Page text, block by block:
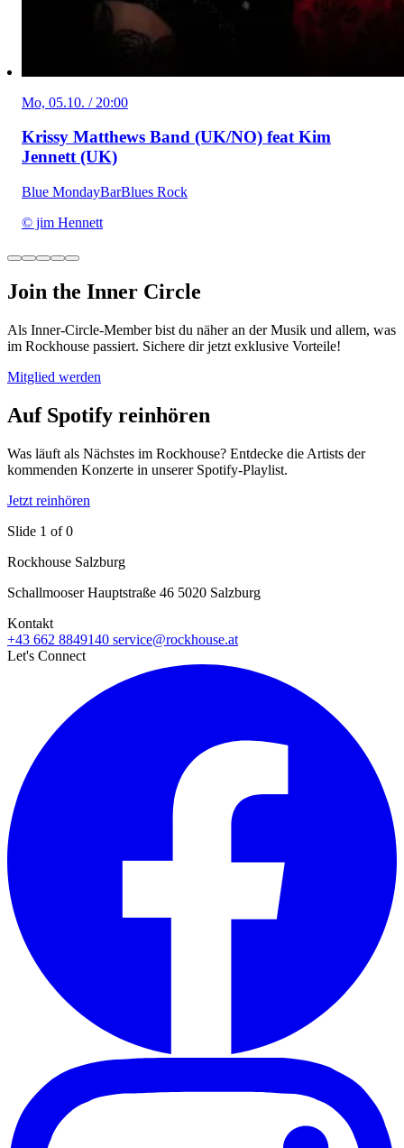
Mo, 05.10. / 20:00
Krissy Matthews Band (UK/NO) feat Kim
Jennett (UK)
Blue MondayBarBlues Rock
© jim Hennett
Join the Inner Circle
Als Inner-Circle-Member bist du näher an der Musik und allem, was
im Rockhouse passiert. Sichere dir jetzt exklusive Vorteile!
Mitglied werden
Auf Spotify reinhören
Was läuft als Nächstes im Rockhouse? Entdecke die Artists der
kommenden Konzerte in unserer Spotify-Playlist.
Jetzt reinhören
Slide 1 of 0
Rockhouse Salzburg
Schallmooser Hauptstraße 46 5020 Salzburg
Kontakt
+43 662 8849140 service@rockhouse.at
Let's Connect